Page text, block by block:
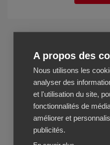
A propos des
Nous utilisons les
analyser des
et l'utilisation du site,
fonctionnalités de
améliorer et
publicités.